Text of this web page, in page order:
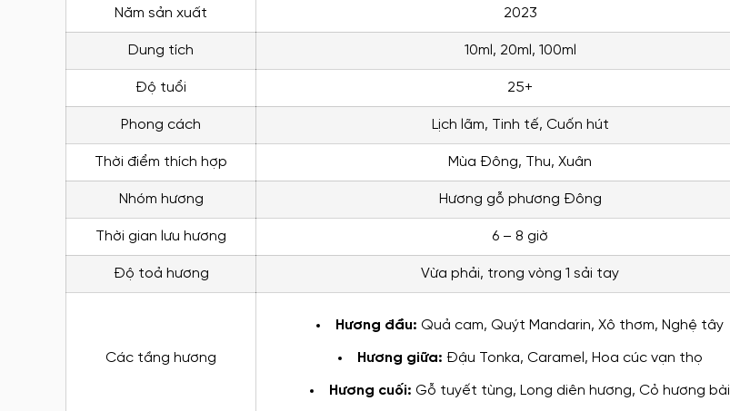
Năm sản xuất 2023
Dung tích 10ml, 20ml, 100ml
Độ tuổi 25+
Phong cách Lịch lãm, Tinh tế, Cuốn hút
Thời điểm thích hợp Mùa Đông, Thu, Xuân
Nhóm hương Hương gỗ phương Đông
Thời gian lưu hương 6 – 8 giờ
Độ toả hương Vừa phải, trong vòng 1 sải tay
Các tầng hương
Hương đầu: Quả cam, Quýt Mandarin, Xô thơm, Nghệ tây
Hương giữa: Đậu Tonka, Caramel, Hoa cúc vạn thọ
Hương cuối: Gỗ tuyết tùng, Long diên hương, Cỏ hương bài